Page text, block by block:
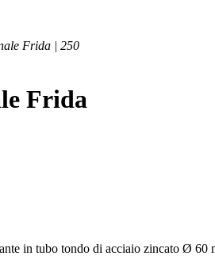
Frida | 250
Frida
in tubo tondo di acciaio zincato Ø